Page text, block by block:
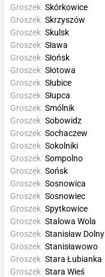
Groszek Skórkowice
Groszek Skrzyszów
Groszek Skulsk
Groszek Sława
Groszek Słońsk
Groszek Słotowa
Groszek Słubice
Groszek Słupca
Groszek Smólnik
Groszek Sobowidz
Groszek Sochaczew
Groszek Sokolniki
Groszek Sompolno
Groszek Sońsk
Groszek Sosnowica
Groszek Sosnowiec
Groszek Spytkowice
Groszek Stalowa Wola
Groszek Stanisław Dolny
Groszek Stanisławowo
Groszek Stara Łubianka
Groszek Stara Wieś